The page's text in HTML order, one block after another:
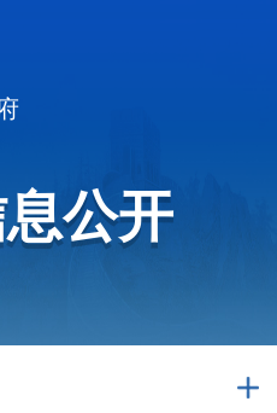
公开